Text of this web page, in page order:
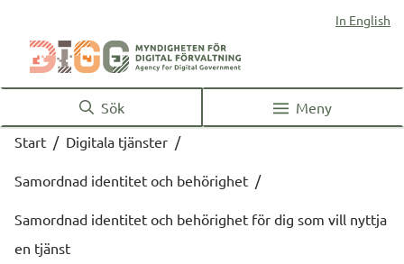
In English
Sök
Meny
Start / Digitala tjänster /
Samordnad identitet och behörighet /
Samordnad identitet och behörighet för dig som vill nyttja
en tjänst